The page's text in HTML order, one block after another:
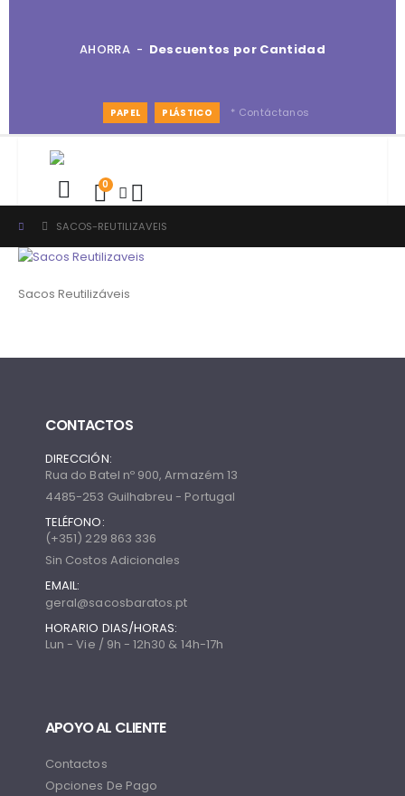
AHORRA - Descuentos por Cantidad
PAPEL PLÁSTICO * Contáctanos
0
SACOS-REUTILIZAVEIS
Sacos Reutilizáveis
CONTACTOS
DIRECCIÓN:
Rua do Batel nº 900, Armazém 13
4485-253 Guilhabreu - Portugal
TELÉFONO:
(+351) 229 863 336
Sin Costos Adicionales
EMAIL:
geral@sacosbaratos.pt
HORARIO DIAS/HORAS:
Lun - Vie / 9h - 12h30 & 14h-17h
APOYO AL CLIENTE
Contactos
Opciones De Pago